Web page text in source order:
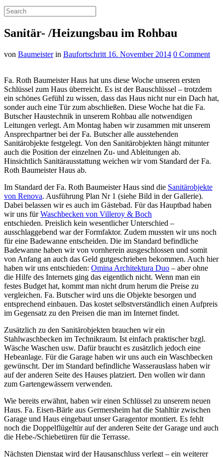
Sanitär- /Heizungsbau im Rohbau
von Baumeisterin Baufortschritt 16. November 2014 0 Comment
Fa. Roth Baumeister Haus hat uns diese Woche unseren ersten
Schlüssel zum Haus überreicht. Es ist der Bauschlüssel – trotzdem
ein schönes Gefühl zu wissen, dass das Haus nicht nur ein Dach hat,
sonder auch eine Tür zum abschließen. Diese Woche hat die Fa.
Butscher Haustechnik in unserem Rohbau alle notwendigen
Leitungen verlegt. Am Montag haben wir zusammen mit unserem
Ansprechpartner bei der Fa. Butscher alle ausstehenden
Sanitärobjekte festgelegt. Von den Sanitärobjekten hängt mitunter
auch die Position der einzelnen Zu- und Ableitungen ab.
Hinsichtlich Sanitärausstattung weichen wir vom Standard der Fa.
Roth Baumeister Haus ab.
Im Standard der Fa. Roth Baumeister Haus sind die Sanitärobjekte
von Renova. Ausführung Plan Nr 1 (siehe Bild in der Gallerie).
Dabei belassen wir es auch im Gästebad. Für das Hauptbad haben
wir uns fürWaschbecken von Villeroy & Boch
entschieden. Preislich kein wesentlicher Unterschied –
ausschlaggebend war der Formfaktor. Zudem mussten wir uns noch
für eine Badewanne entscheiden. Die im Standard befindliche
Badewanne haben wir von vornherein ausgeschlossen und somit
von Anfang an auch das Geld gutgeschrieben bekommen. Auch hier
haben wir uns entschieden: Omina Architektura Duo – aber ohne
die Hilfe des Internets ging das eigentlich nicht. Wenn man ein
festes Budget hat, kommt man nicht drum herum die Preise zu
vergleichen. Fa. Butscher wird uns die Objekte besorgen und
entsprechend einbauen. Das kostet selbstverständlich einen Aufpreis
im Gegensatz zu den Preisen die man im Internet findet.
Zusätzlich zu den Sanitärobjekten brauchen wir ein
Stahlwaschbecken im Technikraum. Ist einfach praktischer bzgl.
Wäsche Waschen usw. Dafür braucht es zusätzlich jedoch eine
Hebeanlage. Für die Garage haben wir uns auch ein Waschbecken
gewünscht. Der im Standard befindliche Wasserauslass haben wir
auf der anderen Seite des Hauses platziert. Den wollen wir dann
zum Gartengewässern verwenden.
Wie bereits erwähnt, haben wir einen Schlüssel zu unserem neuen
Haus. Fa. Eisen-Bärle aus Germersheim hat die Stahltür zwischen
Garage und Haus eingebaut unser Garagentor montiert. Es fehlt
noch die Doppelflügeltür auf der anderen Seite der Garage und auch
die Hebe-/Schiebetüren für die Terrasse.
Nächsten Dienstag wird der Hausanschluss verlegt – ein weiterer